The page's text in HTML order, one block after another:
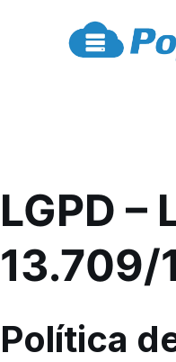
LGPD
13.709/
Política